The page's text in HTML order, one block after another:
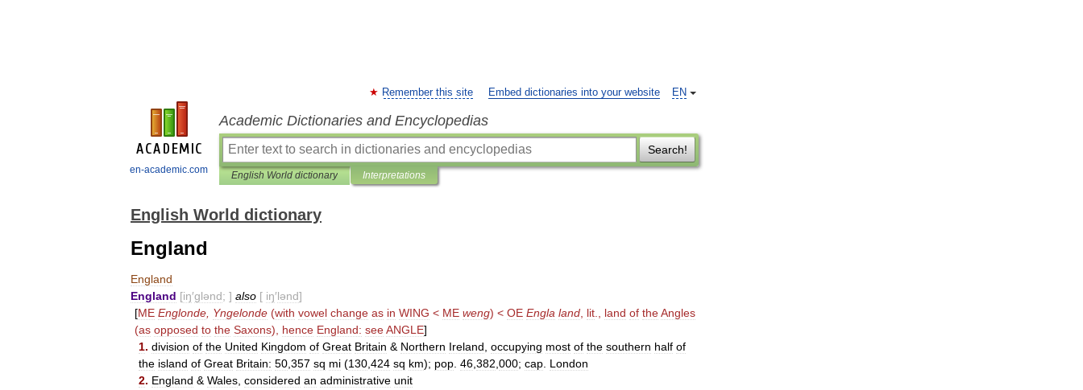
en-academic.com
EN
Remember this site Embed dictionaries into your website
Academic Dictionaries and Encyclopedias
Search!
English World dictionary Interpretations
English World dictionary
England
England
England [iŋ′glənd; ] also [ iŋ′lənd]
[ME Englonde Yngelonde (with vowel change as in WING < ME weng) < OE Engla land lit land of theAngles
(as opposed to the Saxons), hence England: seeANGLE]
1. division of the United Kingdom of Great Britain & Northern Ireland occupying most of the southern half of
the island of Great Britain: 50 357 sq mi (130 424 sq km); pop 46 382 000; cap London
2. England & Wales considered an administrative unit